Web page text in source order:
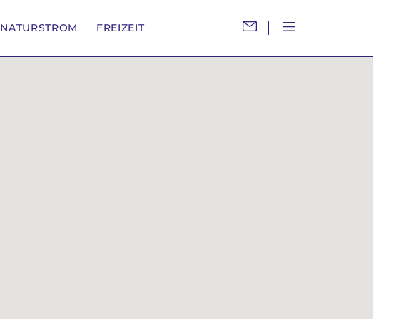
NATURSTROM FREIZEIT